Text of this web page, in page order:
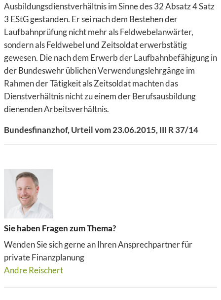
Ausbildungsdienstverhältnis im Sinne des 32 Absatz 4 Satz
3 EStG gestanden. Er sei nach dem Bestehen der
Laufbahnprüfung nicht mehr als Feldwebelanwärter,
sondern als Feldwebel und Zeitsoldat erwerbstätig
gewesen. Die nach dem Erwerb der Laufbahnbefähigung in
der Bundeswehr üblichen Verwendungslehrgänge im
Rahmen der Tätigkeit als Zeitsoldat machten das
Dienstverhältnis nicht zu einem der Berufsausbildung
dienenden Arbeitsverhältnis.
Bundesfinanzhof, Urteil vom 23.06.2015, III R 37/14
Sie haben Fragen zum Thema?
Wenden Sie sich gerne an Ihren Ansprechpartner für
private Finanzplanung
Andre Reischert